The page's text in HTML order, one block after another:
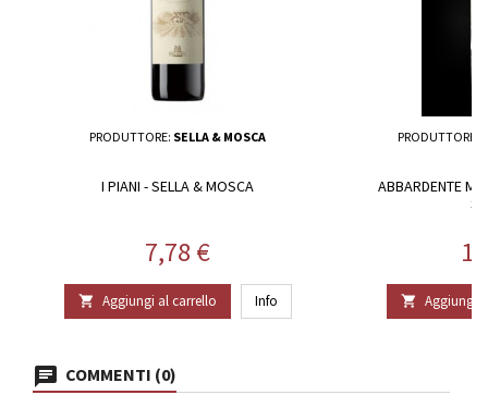
PRODUTTORE: SELLA & MOSCA
I PIANI - SELLA & MOSCA
Prezzo
7,78 €
 Aggiungi al carrello Info
PRODUTTORE:
ABBARDENTE
 Aggiungi
COMMENTI (0)